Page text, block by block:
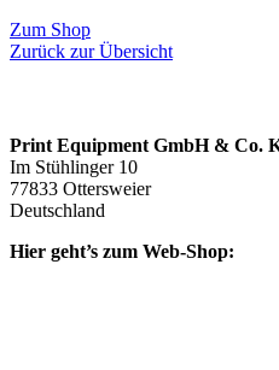
Zum Shop
Zurück zur Übersicht
Print Equipment GmbH & Co.
Im Stühlinger 10
77833 Ottersweier
Deutschland
Hier geht’s zum Web-Shop: